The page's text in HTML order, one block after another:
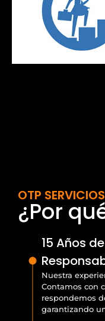
OTP SERVICIOS
¿Por
15 Años
Nuestra
Contamos con
respondemos
garantizando